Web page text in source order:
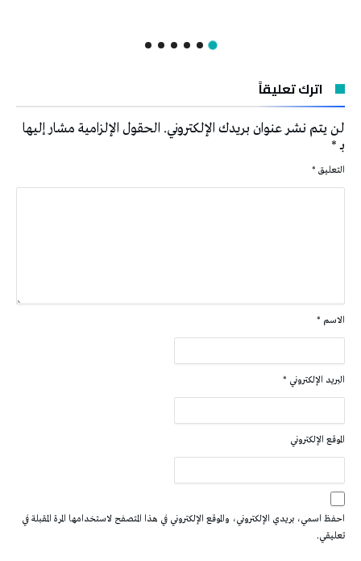
اترك تعليقاً
لن يتم نشر عنوان بريدك الإلكتروني. الحقول الإلزامية مشار إليها
بـ*
التعليق *
الاسم *
البريد الإلكتروني *
الموقع الإلكتروني
احفظ اسمي، بريدي الإلكتروني، والموقع الإلكتروني في هذا المتصفح لاستخدامها المرة المقبلة في
تعليقي.